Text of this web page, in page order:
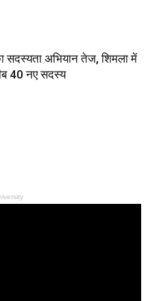
सदस्यता अभियान तेज, शिमला में
40 नए सदस्य